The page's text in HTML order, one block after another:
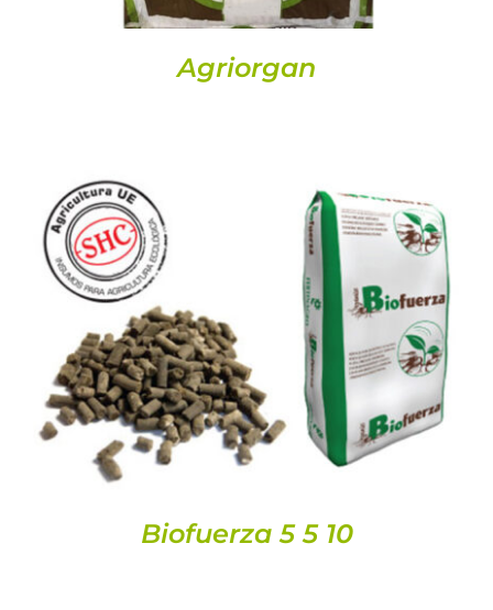
Agriorgan
DETALLS
Biofuerza 5 5 10